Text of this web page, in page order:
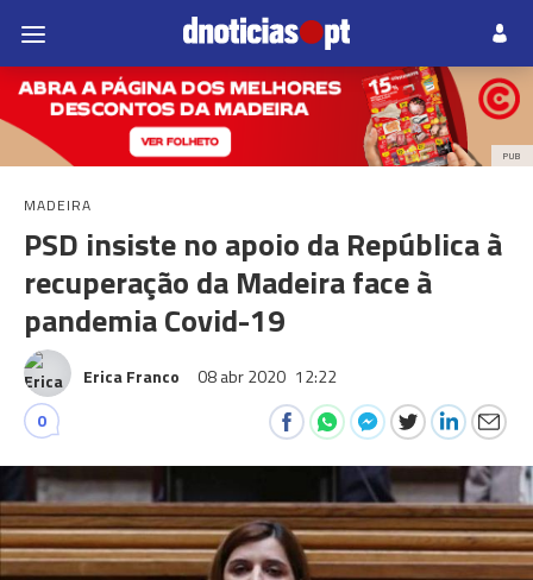
PUB
MADEIRA
PSD insiste no apoio da República à
recuperação da Madeira face à
pandemia Covid-19
Erica Franco 08 abr 2020 12:22
0